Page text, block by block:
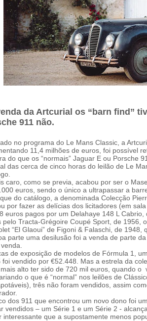
da Artcurial os “barn find”
911 não.
no programa do Le Mans Classic, a
11,4 milhões de euros, foi possível
do que os “normais” Jaguar E ou Porsche
das cerca de cinco horas do leilão de Le
caro, como se previa, acabou por ser o
euros, sendo o único a ultrapassar a
do catálogo, a denominada Colecção
por fazer as delícias dos licitadores (em
euros pagos por um Delahaye 148 L
pelo Tracta-Grégoire Coupé Sport, de 1956,
“El Glaoui” de Figoni & Falaschi, de 1948,
parte uma desilusão foi a venda de parte
de exposição de modelos de Fórmula 1,
foi vendido por €52.448. Mas a estrela da
alto ter sido de 720 mil euros, quando o
o que é “normal” nos leilões de
três não foram vendidos, assim
dos 911 que encontrou um novo dono foi
vendidos – um Série 1 e um Série 2 -
interessante que a supostamente menos